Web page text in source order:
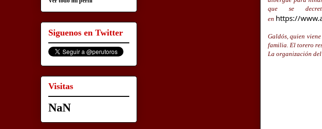
que se
en https://
Galdós, quien
familia. El torero
La organización
Siguenos en Twitter
Visitas
NaN